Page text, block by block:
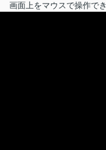
画面上をマウスで操作で